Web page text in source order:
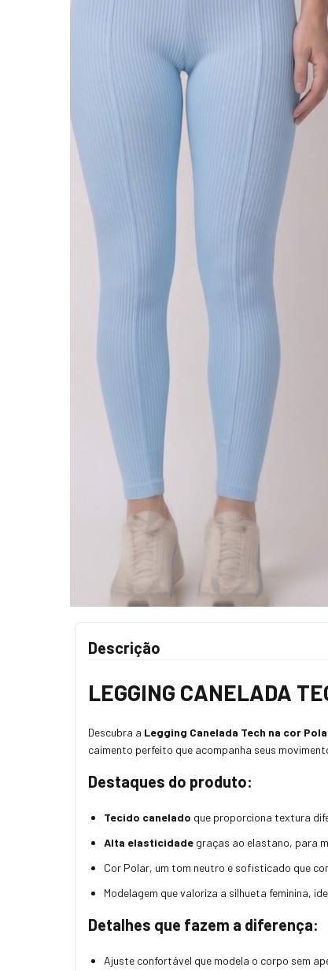
Descrição
LEGGING CANELADA
Descubra a Legging Canelada Tech na cor
caimento perfeito que acompanha seus
Destaques do produto:
Tecido canelado que proporciona textura
Alta elasticidade graças ao elastano, para
Cor Polar, um tom neutro e sofisticado que
Modelagem que valoriza a silhueta feminina,
Detalhes que fazem a diferença:
Ajuste confortável que modela o corpo sem